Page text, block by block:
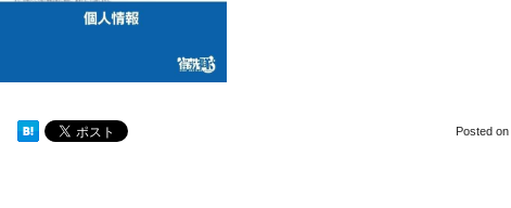
Posted on